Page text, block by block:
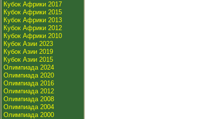
Кубок Африки 2017
Кубок Африки 2015
Кубок Африки 2013
Кубок Африки 2012
Кубок Африки 2010
Кубок Азии 2023
Кубок Азии 2019
Кубок Азии 2015
Олимпиада 2024
Олимпиада 2020
Олимпиада 2016
Олимпиада 2012
Олимпиада 2008
Олимпиада 2004
Олимпиада 2000